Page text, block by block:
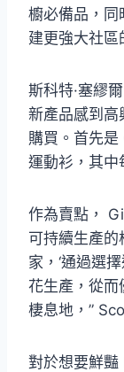
櫥必備品，同
建更強大社區
斯科特·塞繆
新產品感到高
購買。首先
運動衫，其中
作為賣點，
可持續生產的
家，‘通過選
花生產，從而
棲息地，”
對於想要鮮